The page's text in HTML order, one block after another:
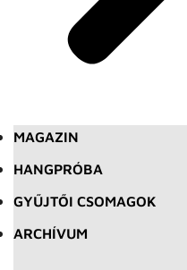
MAGAZIN
HANGPRÓBA
GYŰJTŐI CSOMAGOK
ARCHÍVUM